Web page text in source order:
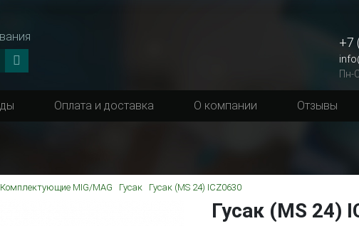
+7
Пн-
Оплата и доставка О компании Отзывы
Комплектующие MIG/MAG Гусак Гусак (MS 24) ICZ0630
Гусак (MS 24)